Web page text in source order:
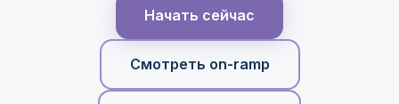
Начать сейчас
Смотреть on-ramp